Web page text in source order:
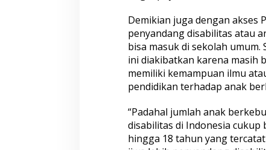
Demikian juga dengan akses
penyandang disabilitas atau
bisa masuk di sekolah umum.
ini diakibatkan karena masih
memiliki kemampuan ilmu
pendidikan terhadap anak
“Padahal jumlah anak
disabilitas di Indonesia cukup
hingga 18 tahun yang